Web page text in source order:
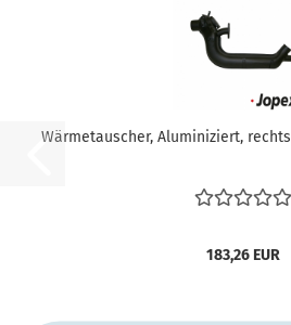
Wärmetauscher, Aluminiziert, rechts
183,26 EUR